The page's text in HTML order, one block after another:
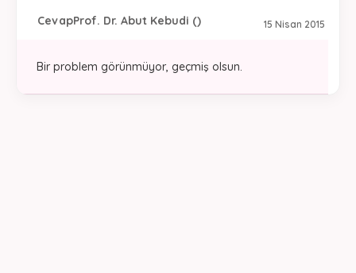
15 Nisan 2015
CevapProf. Dr. Abut Kebudi ()
Bir problem görünmüyor, geçmiş olsun.